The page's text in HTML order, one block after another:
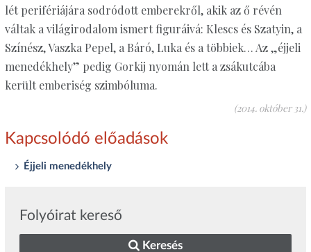
lét perifériájára sodródott emberekről, akik az ő révén
váltak a világirodalom ismert figuráivá: Klescs és Szatyin, a
Színész, Vaszka Pepel, a Báró, Luka és a többiek… Az „éjjeli
menedékhely” pedig Gorkij nyomán lett a zsákutcába
került emberiség szimbóluma.
(2014. október 31.)
Kapcsolódó előadások
Éjjeli menedékhely
Folyóirat kereső
Keresés